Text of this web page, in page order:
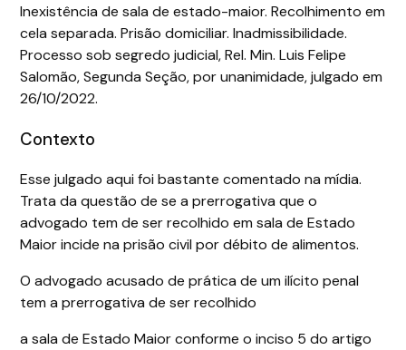
Inexistência de sala de estado-maior. Recolhimento em
cela separada. Prisão domiciliar. Inadmissibilidade.
Processo sob segredo judicial, Rel. Min. Luis Felipe
Salomão, Segunda Seção, por unanimidade, julgado em
26/10/2022.
Contexto
Esse julgado aqui foi bastante comentado na mídia.
Trata da questão de se a prerrogativa que o
advogado tem de ser recolhido em sala de Estado
Maior incide na prisão civil por débito de alimentos.
O advogado acusado de prática de um ilícito penal
tem a prerrogativa de ser recolhido
a sala de Estado Maior conforme o inciso 5 do artigo